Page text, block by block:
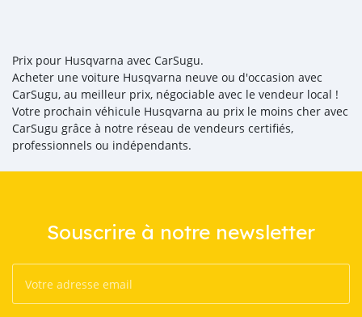
Prix pour Husqvarna avec CarSugu.
Acheter une voiture Husqvarna neuve ou d'occasion avec
CarSugu, au meilleur prix, négociable avec le vendeur local !
Votre prochain véhicule Husqvarna au prix le moins cher avec
CarSugu grâce à notre réseau de vendeurs certifiés,
professionnels ou indépendants.
Souscrire à notre newsletter